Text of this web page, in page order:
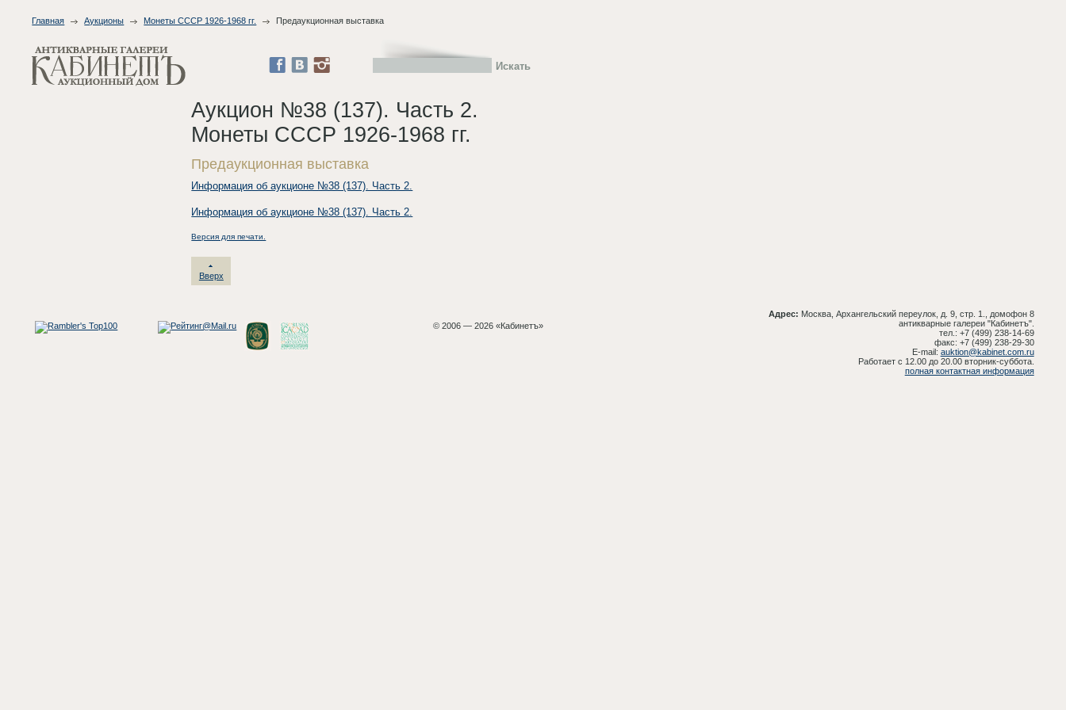
Главная Аукционы Монеты СССР 1926-1968 гг. Предаукционная выставка
Аукцион №38 (137). Часть 2.
Монеты СССР 1926-1968 гг.
Предаукционная выставка
Информация об аукционе №38 (137). Часть 2.
Информация об аукционе №38 (137). Часть 2.
Версия для печати.
Вверх
Адрес: Москва, Архангельский переулок, д. 9, стр. 1., домофон 8
антикварные галереи "Кабинетъ".
тел.: +7 (499) 238-14-69
факс: +7 (499) 238-29-30
E-mail: auktion@kabinet.com.ru
Работает с 12.00 до 20.00 вторник-суббота.
полная контактная информация
© 2006 — 2026 «Кабинетъ»